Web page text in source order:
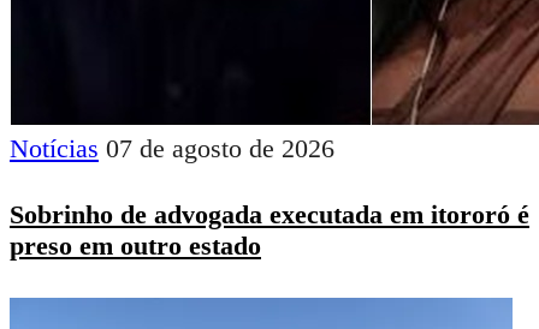
Notícias 07 de agosto de 2026
Sobrinho de advogada executada em itororó é
preso em outro estado